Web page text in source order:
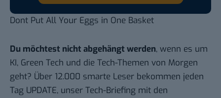
Dont Put All Your Eggs in One Basket
Du möchtest nicht abgehängt werden, wenn es um
KI, Green Tech und die Tech-Themen von Morgen
geht? Über 12.000 smarte Leser bekommen jeden
Tag UPDATE, unser Tech-Briefing mit den